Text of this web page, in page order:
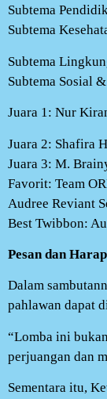
Subtema
Subtema
Subtema
Subtema Sosial
Juara 1: Nur
Juara 2: Shafira
Juara 3: M.
Favorit: Team
Audree Reviant
Best Twibbon:
Pesan dan
Dalam
pahlawan dapat
“Lomba ini
perjuangan dan
Sementara itu,